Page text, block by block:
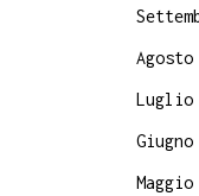
Agosto
Luglio
Giugno
Maggio